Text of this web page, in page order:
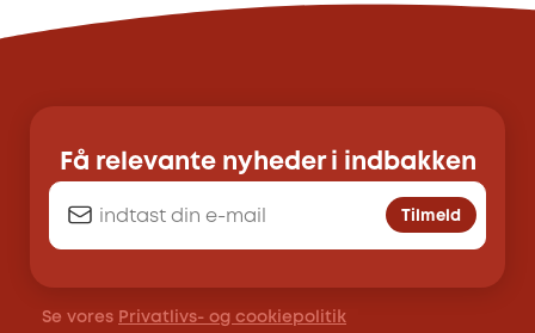
Få relevante nyheder i indbakken
Tilmeld
Se vores Privatlivs- og cookiepolitik